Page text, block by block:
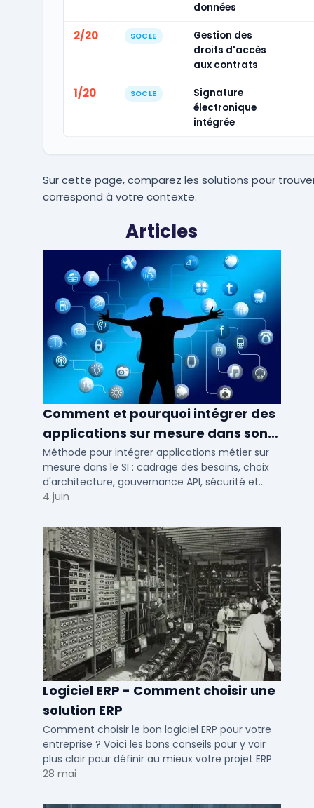
données
2/20 SOCLE
Gestion des
droits d'accès
aux contrats
1/20 SOCLE
Signature
électronique
intégrée
Sur cette page, comparez les solutions pour
correspond à votre contexte.
Articles
Comment et pourquoi intégrer des
applications sur mesure dans son
SI ?
Méthode pour intégrer applications métier sur
mesure dans le SI : cadrage des besoins, choix
d'architecture, gouvernance API, sécurité et
conduite du changement.
4 juin
Logiciel ERP - Comment choisir une
solution ERP
Comment choisir le bon logiciel ERP pour votre
entreprise ? Voici les bons conseils pour y voir
plus clair pour définir au mieux votre projet ERP
28 mai